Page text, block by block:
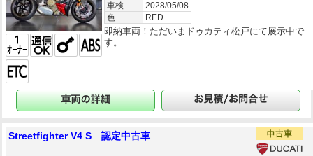
車検
2028/05/08
色
RED
即納車両！ただいまドゥカティ松戸にて展示中で
す。
Streetfighter V4 S 認定中古車